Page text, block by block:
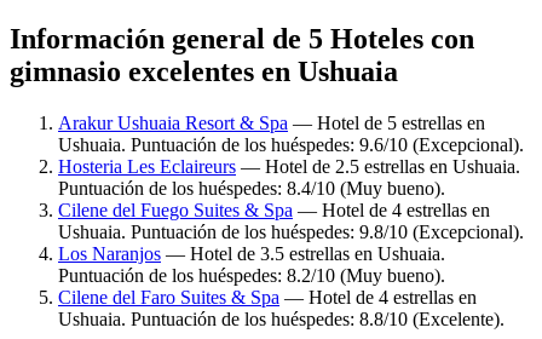
Información general de 5 Hoteles con
gimnasio excelentes en Ushuaia
Arakur Ushuaia Resort & Spa — Hotel de 5 estrellas en
Ushuaia. Puntuación de los huéspedes: 9.6/10 (Excepcional).
Hosteria Les Eclaireurs — Hotel de 2.5 estrellas en Ushuaia.
Puntuación de los huéspedes: 8.4/10 (Muy bueno).
Cilene del Fuego Suites & Spa — Hotel de 4 estrellas en
Ushuaia. Puntuación de los huéspedes: 9.8/10 (Excepcional).
Los Naranjos — Hotel de 3.5 estrellas en Ushuaia.
Puntuación de los huéspedes: 8.2/10 (Muy bueno).
Cilene del Faro Suites & Spa — Hotel de 4 estrellas en
Ushuaia. Puntuación de los huéspedes: 8.8/10 (Excelente).